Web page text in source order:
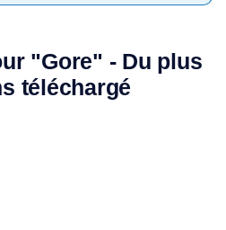
"Gore" - Du plus
téléchargé